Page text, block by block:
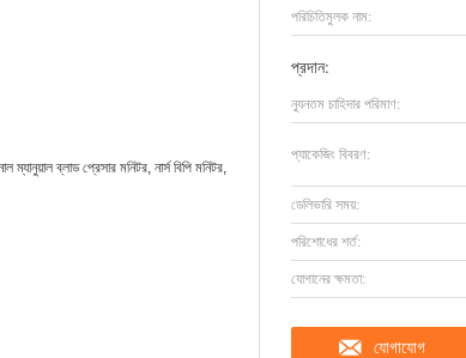
পরিচিতিমুলক নাম:
প্রদান:
ন্যূনতম চাহিদার পরিমাণ:
প্যাকেজিং বিবরণ:
ডেলিভারি সময়:
পরিশোধের শর্ত:
যোগানের ক্ষমতা:
যোগাযোগ